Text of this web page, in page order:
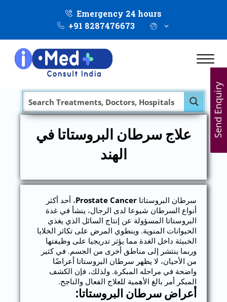
Emergency 24 hours
+91 8287476673
علاج سرطان البروستاتا في
الهند
سرطان البروستاتا Prostate Cancer، أحد أكثر
أنواع السرطان شيوعا لدى الرجال، ينشأ في غدة
البروستاتا المسؤولة عن إنتاج السائل الذي يغذي
الحيوانات المنوية. وينطوي المرض على تكاثر الخلايا
الخبيثة داخل الغدة مما يؤثر تدريجيا على وظيفتها
وربما ينتشر إلى مناطق أخرى من الجسم. في كثير
من الأحيان، لا يظهر سرطان البروستاتا أعراضًا
واضحة في مراحله المبكرة. ولذلك، فإن الكشف
المبكر أمر بالغ الأهمية للعلاج الفعال والناجح.
أعراض سرطان البروستاتا:
Send Enquiry